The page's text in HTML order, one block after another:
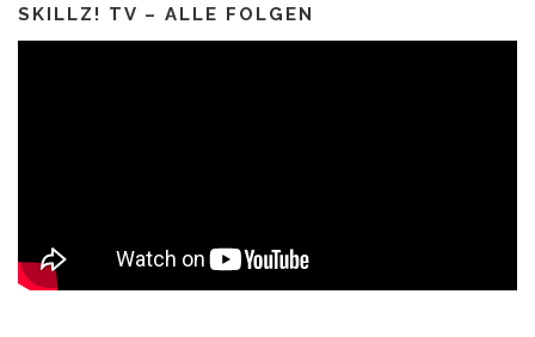
SKILLZ! TV – ALLE FOLGEN